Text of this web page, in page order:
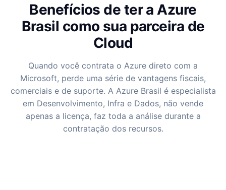
Benefícios de ter a Azure
Brasil como sua parceira de
Cloud
Quando você contrata o Azure direto com a
Microsoft, perde uma série de vantagens fiscais,
comerciais e de suporte. A Azure Brasil é especialista
em Desenvolvimento, Infra e Dados, não vende
apenas a licença, faz toda a análise durante a
contratação dos recursos.